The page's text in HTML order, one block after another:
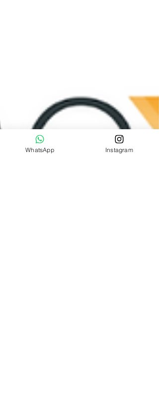
WhatsApp Instagram